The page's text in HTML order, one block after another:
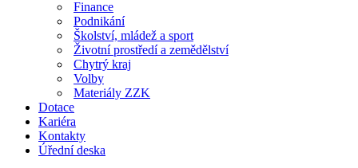
Finance
Podnikání
Školství, mládež a sport
Životní prostředí a zemědělství
Chytrý kraj
Volby
Materiály ZZK
Dotace
Kariéra
Kontakty
Úřední deska